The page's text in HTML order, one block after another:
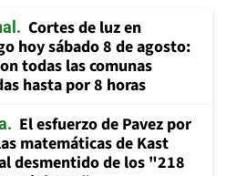
Cortes de luz en
hoy sábado 8 de agosto:
todas las comunas
hasta por 8 horas
El esfuerzo de Pavez por
matemáticas de Kast
desmentido de los "218